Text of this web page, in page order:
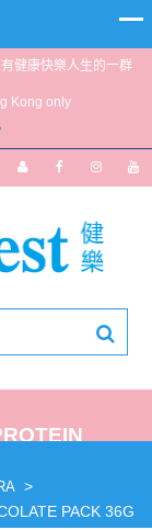
健康快樂人生的一群
Kong only
>
PACK 36G